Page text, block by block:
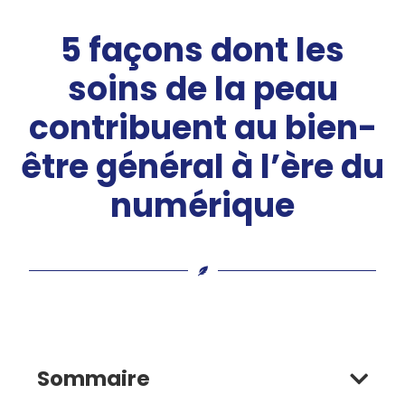
5 façons dont les
soins de la peau
contribuent au bien-
être général à l’ère du
numérique
Sommaire